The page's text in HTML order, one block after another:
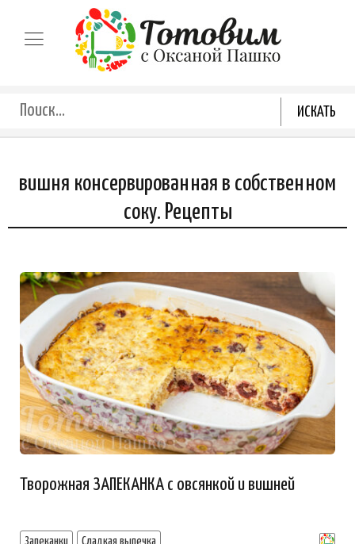
вишня консервированная в собственном
соку. Рецепты
Творожная ЗАПЕКАНКА с овсянкой и вишней
Запеканки Сладкая выпечка